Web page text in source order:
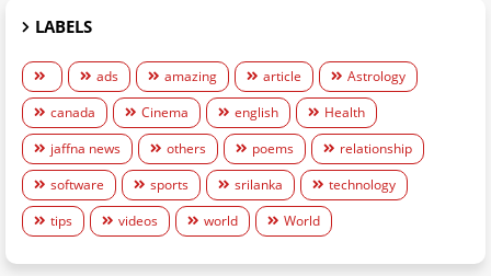
LABELS
ads amazing article
Astrology
canada
Cinema english
Health
jaffna news
others poems
relationship
software
sports srilanka
technology
tips
videos world World